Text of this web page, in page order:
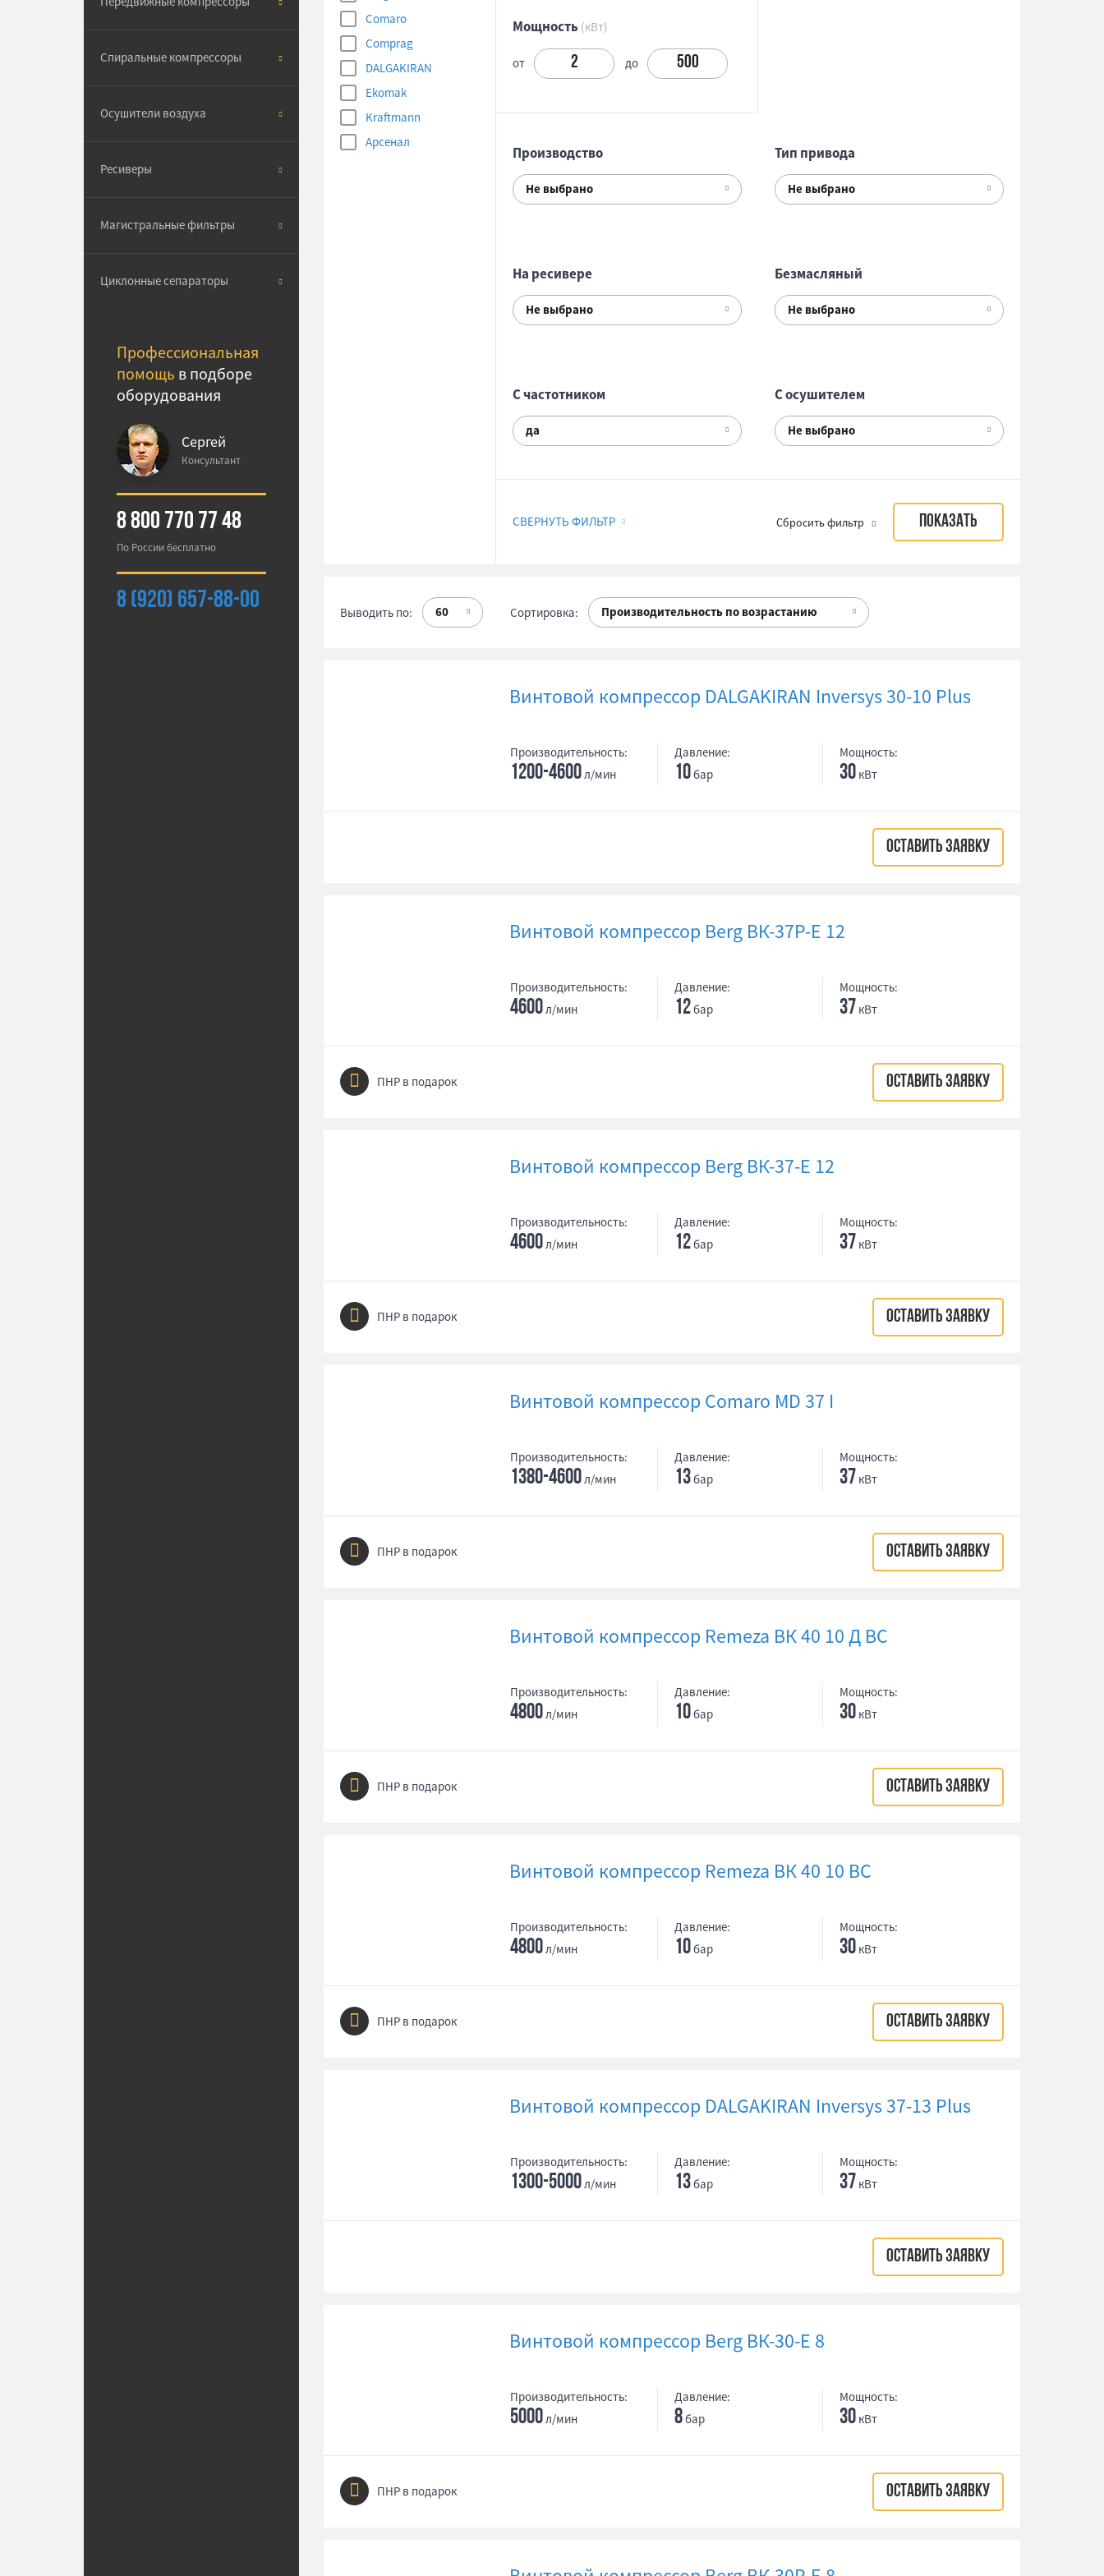
Спиральные компрессоры
Осушители воздуха
Ресиверы
Магистральные фильтры
Циклонные сепараторы
Профессиональная
помощь в подборе
оборудования
Сергей
Консультант
8 800 770 77 48
По России бесплатно
8 (920) 657-88-00
Comaro
Comprag
DALGAKIRAN
Ekomak
Kraftmann
Арсенал
Мощность (кВт)
от до
Производство
Не выбрано
Тип привода
Не выбрано
На ресивере
Не выбрано
Безмасляный
Не выбрано
С частотником
да
С осушителем
Не выбрано
СВЕРНУТЬ ФИЛЬТР Сбросить фильтр
Выводить по: 60 Сортировка: Производительность по возрастанию
Винтовой компрессор DALGAKIRAN Inversys 30-10 Plus
Производительность:
1200-4600л/мин
Давление:
10бар
Мощность:
30кВт
ОСТАВИТЬ ЗАЯВКУ
Винтовой компрессор Berg ВК-37Р-Е 12
Производительность:
4600л/мин
Давление:
12бар
Мощность:
37 кВт
ПНР в подарок ОСТАВИТЬ ЗАЯВКУ
Винтовой компрессор Berg ВК-37-Е 12
Производительность:
4600л/мин
Давление:
12бар
Мощность:
37 кВт
ПНР в подарок ОСТАВИТЬ ЗАЯВКУ
Винтовой компрессор Comaro MD 37 I
Производительность:
1380-4600л/мин
Давление:
13бар
Мощность:
37 кВт
ПНР в подарок ОСТАВИТЬ ЗАЯВКУ
Винтовой компрессор Remeza ВК 40 10 Д ВС
Производительность:
4800л/мин
Давление:
10бар
Мощность:
30кВт
ПНР в подарок ОСТАВИТЬ ЗАЯВКУ
Винтовой компрессор Remeza ВК 40 10 ВС
Производительность:
4800л/мин
Давление:
10бар
Мощность:
30кВт
ПНР в подарок ОСТАВИТЬ ЗАЯВКУ
Винтовой компрессор DALGAKIRAN Inversys 37-13 Plus
Производительность:
1300-5000л/мин
Давление:
13бар
Мощность:
37 кВт
ОСТАВИТЬ ЗАЯВКУ
Винтовой компрессор Berg ВК-30-Е 8
Производительность:
5000л/мин
Давление:
8бар
Мощность:
30кВт
ПНР в подарок ОСТАВИТЬ ЗАЯВКУ